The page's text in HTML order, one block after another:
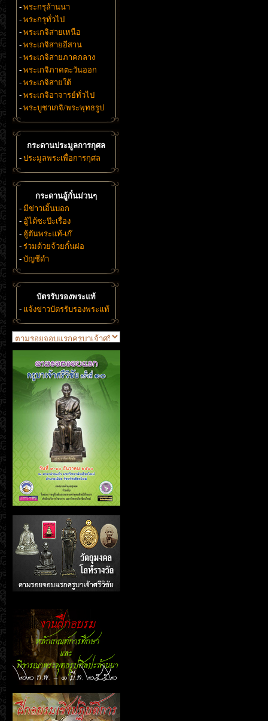
- พระกรุล้านนา
- พระกรุทั่วไป
- พระเกจิสายเหนือ
- พระเกจิสายอีสาน
- พระเกจิสายภาคกลาง
- พระเกจิภาคตะวันออก
- พระเกจิสายใต้
- พระเกจิอาจารย์ทั่วไป
- พระบูชาเกจิ/พระพุทธรูป
กระดานประมูลการกุศล
- ประมูลพระเพื่อการกุศล
กระดานอู้กั๋นม่วนๆ
- มีข่าวเอิ้นบอก
- อู้ได้ซะป๊ะเรื่อง
- ฮู้ตันพระแท้-เก๊
- ร่วมด้วยจ้วยกั๋นผ่อ
- บัญชีดำ
บัตรรับรองพระแท้
- แจ้งข่าวบัตรรับรองพระแท้